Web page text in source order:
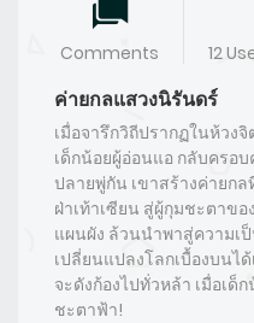
Comments 12
ค่ายกลแสวงนิรันดร์
เมื่อจารึกวิถีปรากฏในห้ว
เด็กน้อยผู้อ่อนแอ กลับครอ
ปลายพู่กัน เขาสร้างค่ายก
ฝ่าเท้าเซียน สู่ผู้กุมชะตาข
แผนผัง ล้วนนำพาสู่ความเ
เปลี่ยนแปลงโลกเบื้องบนไ
จะดังก้องไปทั่วหล้า เมื่อเด็
ชะตาฟ้า!